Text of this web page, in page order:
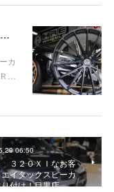
Ｆ８５Ｘ５なお客様に、AKRAPOVIC＆ＫＷ Ｖｅｒ３お取り付け！
カ
…
06:50
３２０ＸＩなお客
イタックスピーカ
付け！目黒店